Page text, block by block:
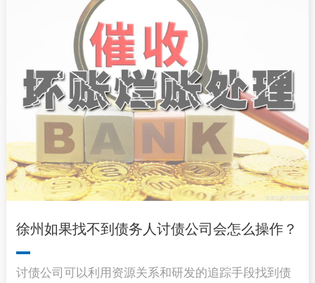
徐州如果找不到债务人讨债公司会怎么操作？
讨债公司可以利用资源关系和研发的追踪手段找到债